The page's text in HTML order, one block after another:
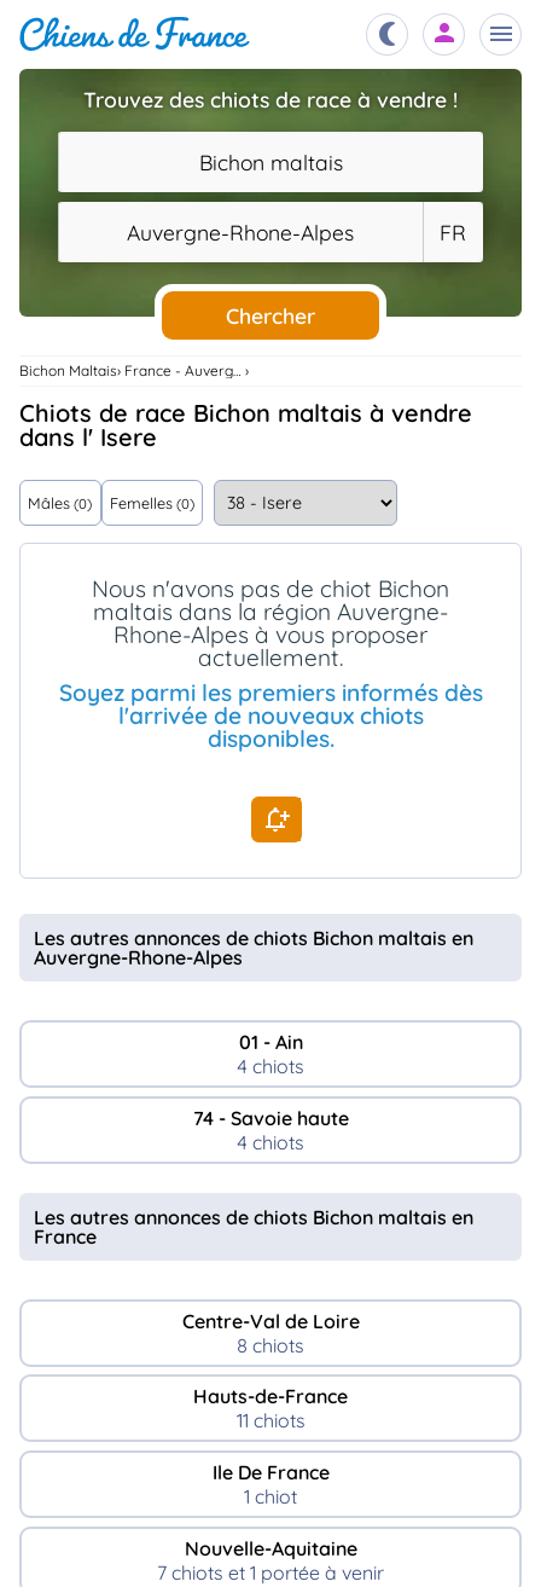
Chiots
Éleveurs
Étalons
Chiens
Services
..
Assurances
Connexion
Trouvez des chiots de race à vendre !
Bichon maltais
Auvergne-Rhone-Alpes FR
Chercher
Bichon Maltais France - Auvergne-Rhone-Alpes
Chiots de race Bichon maltais à vendre
dans l' Isere
Mâles (0) Femelles (0)
Nous n'avons pas de chiot Bichon
maltais dans la région Auvergne-
Rhone-Alpes à vous proposer
actuellement.
Soyez parmi les premiers informés dès
l'arrivée de nouveaux chiots
disponibles.
Les autres annonces de chiots Bichon maltais en
Auvergne-Rhone-Alpes
01 - Ain
4 chiots
74 - Savoie haute
4 chiots
Les autres annonces de chiots Bichon maltais en
France
Centre-Val de Loire
8 chiots
Hauts-de-France
11 chiots
Ile De France
1 chiot
Nouvelle-Aquitaine
7 chiots et 1 portée à venir